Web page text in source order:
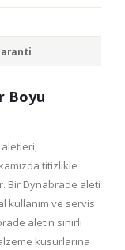
Boyu
titizlikle
Bir Dynabrade aleti
kullanım ve servis
aletin sınırlı
kusurlarına